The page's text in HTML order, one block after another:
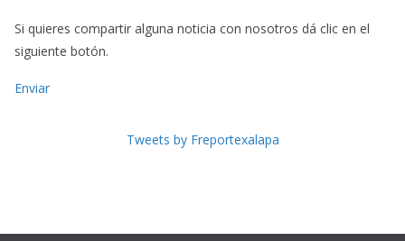
Si quieres compartir alguna noticia con nosotros dá clic en el
siguiente botón.
Enviar
Tweets by Freportexalapa